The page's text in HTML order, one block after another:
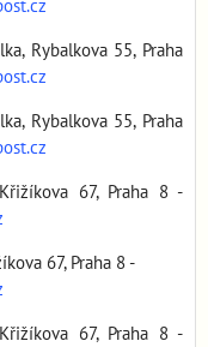
Rybalkova 55, Praha
Rybalkova 55, Praha
67, Praha 8 -
67, Praha 8 -
67, Praha 8 -